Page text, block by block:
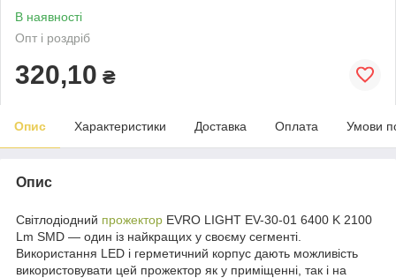
В наявності
Опт і роздріб
320,10 ₴
Опис Характеристики Доставка Оплата Умови
Опис
Світлодіодний прожектор EVRO LIGHT EV-30-01 6400 K 2100
Lm SMD — один із найкращих у своєму сегменті.
Використання LED і герметичний корпус дають можливість
використовувати цей прожектор як у приміщенні, так і на